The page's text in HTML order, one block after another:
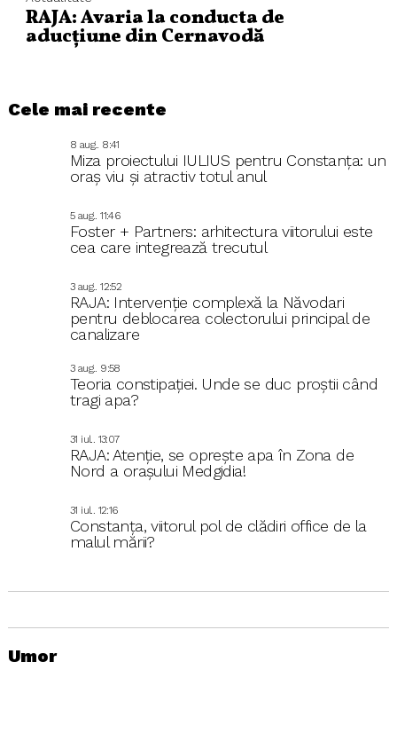
RAJA: Avaria la conducta de
aducțiune din Cernavodă
Cele mai recente
8 aug.. 8:41
Miza proiectului IULIUS pentru Constanța: un
oraș viu și atractiv totul anul
5 aug.. 11:46
Foster + Partners: arhitectura viitorului este
cea care integrează trecutul
3 aug.. 12:52
RAJA: Intervenție complexă la Năvodari
pentru deblocarea colectorului principal de
canalizare
3 aug.. 9:58
Teoria constipației. Unde se duc proștii când
tragi apa?
31 iul.. 13:07
RAJA: Atenție, se oprește apa în Zona de
Nord a orașului Medgidia!
31 iul.. 12:16
Constanța, viitorul pol de clădiri office de la
malul mării?
Umor